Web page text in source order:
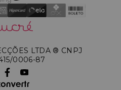
LTDA ®️ CNPJ
0006-87